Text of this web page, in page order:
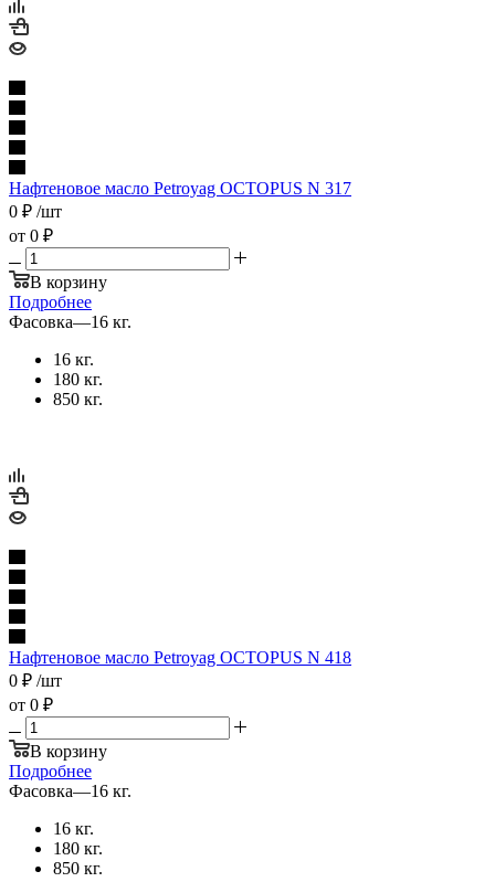
Нафтеновое масло Petroyag OCTOPUS N 317
0 ₽ /шт
от 0 ₽
В корзину
Подробнее
Фасовка—16 кг.
16 кг.
180 кг.
850 кг.
Нафтеновое масло Petroyag OCTOPUS N 418
0 ₽ /шт
от 0 ₽
В корзину
Подробнее
Фасовка—16 кг.
16 кг.
180 кг.
850 кг.